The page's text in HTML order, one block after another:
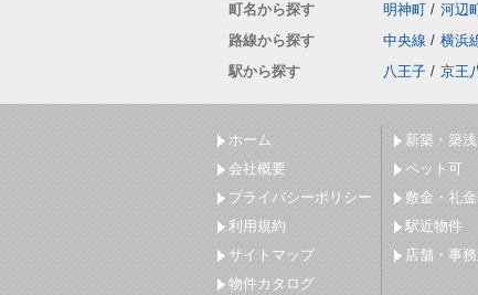
町名から探す
明神町 / 河辺
路線から探す
中央線 / 横浜
駅から探す
八王子 / 京王
ホーム
会社概要
プライバシーポリシー
利用規約
サイトマップ
物件カタログ
新築・築浅
ペット可
敷金・礼
駅近物件
店舗・事